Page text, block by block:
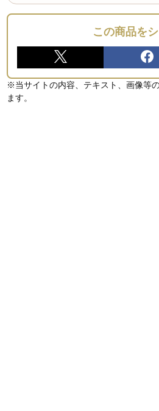
この商品を
※当サイトの内容、テキスト、画像等
ます。